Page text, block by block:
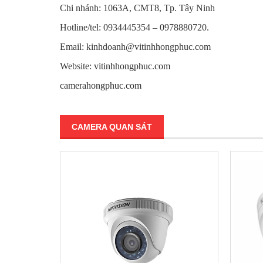
Chi nhánh: 1063A, CMT8, Tp. Tây Ninh
Hotline/tel: 0934445354 – 0978880720.
Email: kinhdoanh@vitinhhongphuc.com
Website: vitinhhongphuc.com
camerahongphuc.com
CAMERA QUAN SÁT